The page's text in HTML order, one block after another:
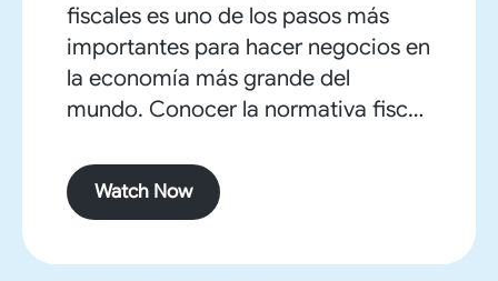
fiscales es uno de los pasos más
importantes para hacer negocios en
la economía más grande del
mundo. Conocer la normativa fiscal
empresa es fundamental. TABS
ofrece apoyo administrativo y
impuestos corporativos sobre la
Watch Now